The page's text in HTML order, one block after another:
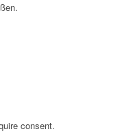
consent.